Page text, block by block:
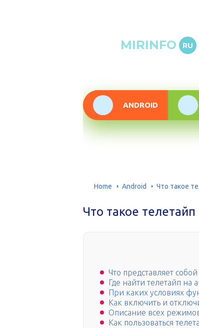
MIRINFO RU
ANDROID
Home Android Что такое
Что такое
Что представляет
Где найти телетайп на
При каких условиях
Как включить и
Описание всех
Как пользоваться